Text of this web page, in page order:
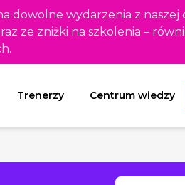
dowolne wydarzenia z naszej
ze zniżki na szkolenia –
Trenerzy Centrum wiedzy